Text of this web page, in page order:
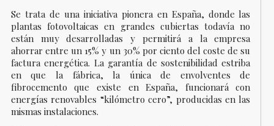
Se trata de una iniciativa pionera en España, donde las
plantas fotovoltaicas en grandes cubiertas todavía no
están muy desarrolladas y permitirá a la empresa
ahorrar entre un 15% y un 30% por ciento del coste de su
factura energética. La garantía de sostenibilidad estriba
en que la fábrica, la única de envolventes de
fibrocemento que existe en España, funcionará con
energías renovables “kilómetro cero”, producidas en las
mismas instalaciones.